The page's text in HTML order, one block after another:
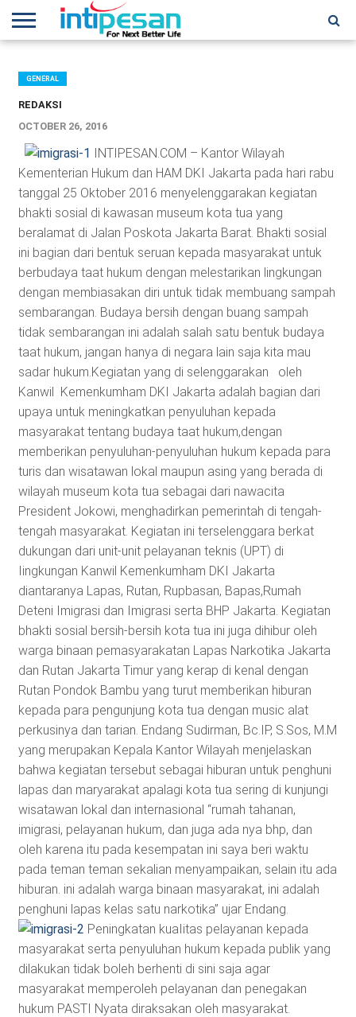
NEWS
CONFERENCES
TRAINING
IPSHOW
EVENT
IP
NETWORK
MORE
GENERAL
REDAKSI
OCTOBER 26, 2016
INTIPESAN.COM – Kantor Wilayah
Kementerian Hukum dan HAM DKI Jakarta pada hari rabu
tanggal 25 Oktober 2016 menyelenggarakan kegiatan
bhakti sosial di kawasan museum kota tua yang
beralamat di Jalan Poskota Jakarta Barat. Bhakti sosial
ini bagian dari bentuk seruan kepada masyarakat untuk
berbudaya taat hukum dengan melestarikan lingkungan
dengan membiasakan diri untuk tidak membuang sampah
sembarangan. Budaya bersih dengan buang sampah
tidak sembarangan ini adalah salah satu bentuk budaya
taat hukum, jangan hanya di negara lain saja kita mau
sadar hukum.Kegiatan yang di selenggarakan oleh
Kanwil Kemenkumham DKI Jakarta adalah bagian dari
upaya untuk meningkatkan penyuluhan kepada
masyarakat tentang budaya taat hukum,dengan
memberikan penyuluhan-penyuluhan hukum kepada para
turis dan wisatawan lokal maupun asing yang berada di
wilayah museum kota tua sebagai dari nawacita
President Jokowi, menghadirkan pemerintah di tengah-
tengah masyarakat. Kegiatan ini terselenggara berkat
dukungan dari unit-unit pelayanan teknis (UPT) di
Iingkungan Kanwil Kemenkumham DKI Jakarta
diantaranya Lapas, Rutan, Rupbasan, Bapas,Rumah
Deteni Imigrasi dan Imigrasi serta BHP Jakarta. Kegiatan
bhakti sosial bersih-bersih kota tua ini juga dihibur oleh
warga binaan pemasyarakatan Lapas Narkotika Jakarta
dan Rutan Jakarta Timur yang kerap di kenal dengan
Rutan Pondok Bambu yang turut memberikan hiburan
kepada para pengunjung kota tua dengan music alat
perkusinya dan tarian. Endang Sudirman, Bc.IP, S.Sos, M.M
yang merupakan Kepala Kantor Wilayah menjelaskan
bahwa kegiatan tersebut sebagai hiburan untuk penghuni
lapas dan maryarakat apalagi kota tua sering di kunjungi
wisatawan lokal dan internasional “rumah tahanan,
imigrasi, pelayanan hukum, dan juga ada nya bhp, dan
oleh karena itu pada kesempatan ini saya beri waktu
pada teman teman sekalian menyampaikan, selain itu ada
hiburan. ini adalah warga binaan masyarakat, ini adalah
penghuni lapas kelas satu narkotika” ujar Endang.
Peningkatan kuaIitas pelayanan kepada
masyarakat serta penyuluhan hukum kepada publik yang
dilakukan tidak boleh berhenti di sini saja agar
masyarakat memperoleh pelayanan dan penegakan
hukum PASTI Nyata diraksakan oleh masyarakat.